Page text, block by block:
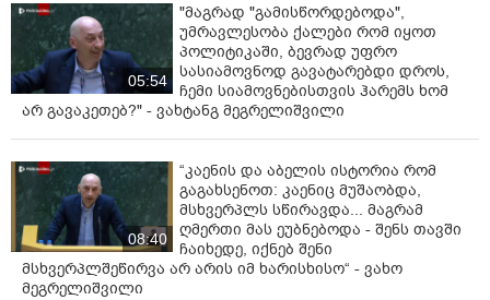
05:54
"მაგრად "გამისწორდებოდა",
უმრავლესობა ქალები რომ იყოთ
პოლიტიკაში, ბევრად უფრო
სასიამოვნოდ გავატარებდი დროს,
ჩემი სიამოვნებისთვის ჰარემს ხომ
არ გავაკეთებ?" - ვახტანგ მეგრელიშვილი
08:40
“კაენის და აბელის ისტორია რომ
გაგახსენოთ: კაენიც მუშაობდა,
მსხვერპლს სწირავდა... მაგრამ
ღმერთი მას ეუბნებოდა - შენს თავში
ჩაიხედე, იქნებ შენი
მსხვერპლშეწირვა არ არის იმ ხარისხისო“ - ვახო
მეგრელიშვილი